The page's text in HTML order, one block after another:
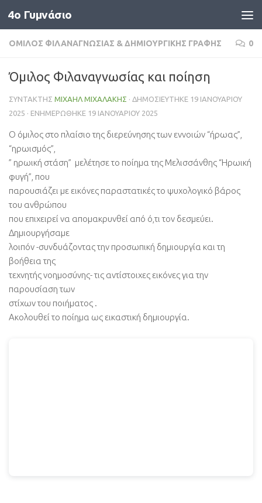
Skip to content
4o Γυμνάσιο
ΌΜΙΛΟΣ ΦΙΛΑΝΑΓΝΩΣΊΑΣ & ΔΗΜΙΟΥΡΓΙΚΉΣ ΓΡΑΦΉΣ 0
Όμιλος Φιλαναγνωσίας και ποίηση
ΣΥΝΤΆΚΤΗΣ ΜΙΧΑΉΛ ΜΙΧΑΛΆΚΗΣ · ΔΗΜΟΣΙΕΎΤΗΚΕ 19 ΙΑΝΟΥΑΡΊΟΥ
2025 · ΕΝΗΜΕΡΏΘΗΚΕ 19 ΙΑΝΟΥΑΡΊΟΥ 2025
Ο όμιλος στο πλαίσιο της διερεύνησης των εννοιών “ήρωας”,
“ηρωισμός”,
” ηρωική στάση” μελέτησε το ποίημα της Μελισσάνθης “Ηρωική
φυγή”, που
παρουσιάζει με εικόνες παραστατικές το ψυχολογικό βάρος
του ανθρώπου
που επιχειρεί να απομακρυνθεί από ό,τι τον δεσμεύει.
Δημιουργήσαμε
λοιπόν -συνδυάζοντας την προσωπική δημιουργία και τη
βοήθεια της
τεχνητής νοημοσύνης- τις αντίστοιχες εικόνες για την
παρουσίαση των
στίχων του ποιήματος .
Ακολουθεί το ποίημα ως εικαστική δημιουργία.